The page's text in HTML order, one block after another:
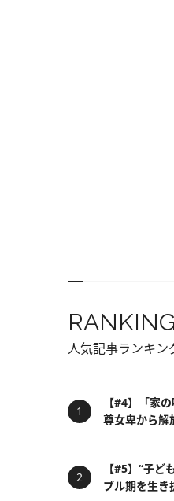
RANKING
人気記事ランキン
【#4】「家
尊女卑から解
【#5】“子
ブル期を生き